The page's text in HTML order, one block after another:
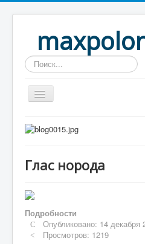
Искать...
Home
Рассказы
Глас норода
Подробности
Опубликовано: 14 декабря
Просмотров: 1219